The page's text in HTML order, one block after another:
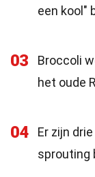
een kool"
03
Broccoli
het oude
04
Er zijn
sprouting